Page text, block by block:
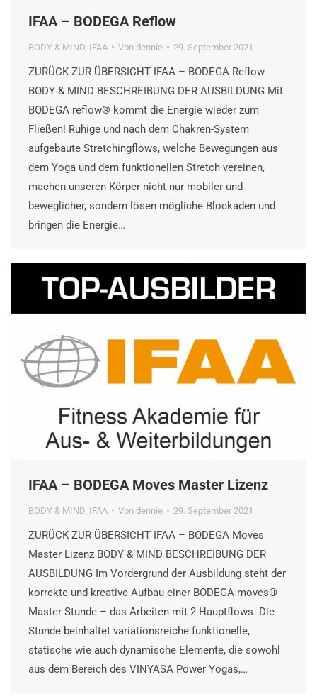
IFAA – BODEGA Reflow
BODY & MIND IFAA Von dennie 29. September 2021
ZURÜCK ZUR ÜBERSICHT IFAA – BODEGA Reflow
BODY & MIND BESCHREIBUNG DER AUSBILDUNG Mit
BODEGA reflow® kommt die Energie wieder zum
Fließen! Ruhige und nach dem Chakren-System
aufgebaute Stretchingflows, welche Bewegungen aus
dem Yoga und dem funktionellen Stretch vereinen,
machen unseren Körper nicht nur mobiler und
beweglicher, sondern lösen mögliche Blockaden und
bringen die Energie…
IFAA – BODEGA Moves Master Lizenz
BODY & MIND IFAA Von dennie 29. September 2021
ZURÜCK ZUR ÜBERSICHT IFAA – BODEGA Moves
Master Lizenz BODY & MIND BESCHREIBUNG DER
AUSBILDUNG Im Vordergrund der Ausbildung steht der
korrekte und kreative Aufbau einer BODEGA moves®
Master Stunde – das Arbeiten mit 2 Hauptflows. Die
Stunde beinhaltet variationsreiche funktionelle,
statische wie auch dynamische Elemente, die sowohl
aus dem Bereich des VINYASA Power Yogas,…